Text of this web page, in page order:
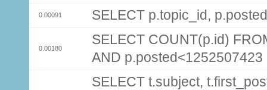
0.00091 SELECT p.topic_id,
0.00180
SELECT COUNT(p.id)
AND p.posted<1252507423
SELECT t.subject,